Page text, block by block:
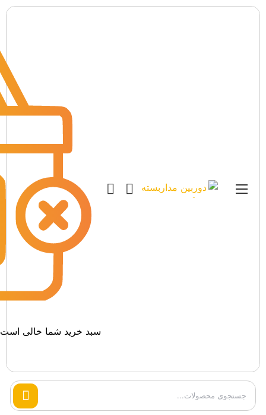
سبد خرید شما خالی
Search